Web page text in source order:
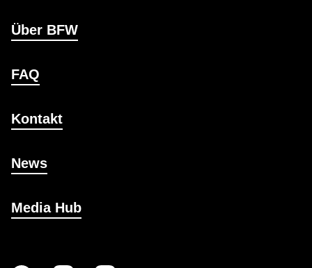
Über BFW
FAQ
Kontakt
News
Media Hub